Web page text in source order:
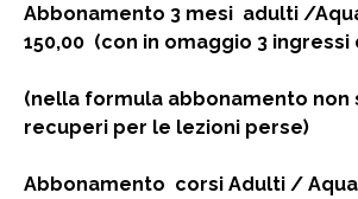
Abbonamento 3 mesi adulti /
150,00 (con in omaggio 3
(nella formula abbonamento non
recuperi per le lezioni perse)
Abbonamento corsi Adulti /